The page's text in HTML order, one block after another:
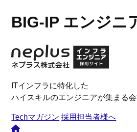
BIG-IP エンジニ
ITインフラに特化した
ハイスキルのエンジニアが集まる
Techマガジン 採用担当者様へ